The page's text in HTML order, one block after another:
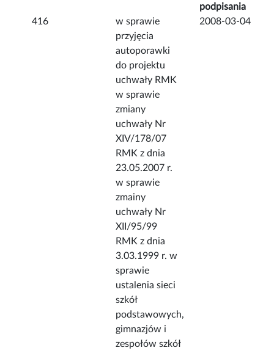
podpisania
416
w sprawie
przyjęcia
autoporawki
do projektu
uchwały RMK
w sprawie
zmiany
uchwały Nr
XIV/178/07
RMK z dnia
23.05.2007 r.
w sprawie
zmainy
uchwały Nr
XII/95/99
RMK z dnia
3.03.1999 r. w
sprawie
ustalenia sieci
szkół
podstawowych,
gimnazjów i
zespołów szkół
2008-03-04